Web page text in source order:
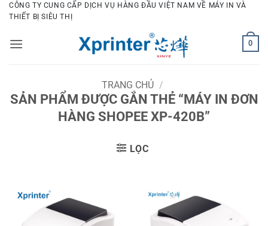
Bỏ
qua
dung
CÔNG TY CUNG CẤP DỊCH VỤ HÀNG ĐẦU VIỆT NAM VỀ MÁY IN VÀ
THIẾT BỊ SIÊU THỊ
0
TRANG CHỦ /
SẢN PHẨM ĐƯỢC GẮN THẺ “MÁY IN ĐƠN
HÀNG SHOPEE XP-420B”
LỌC